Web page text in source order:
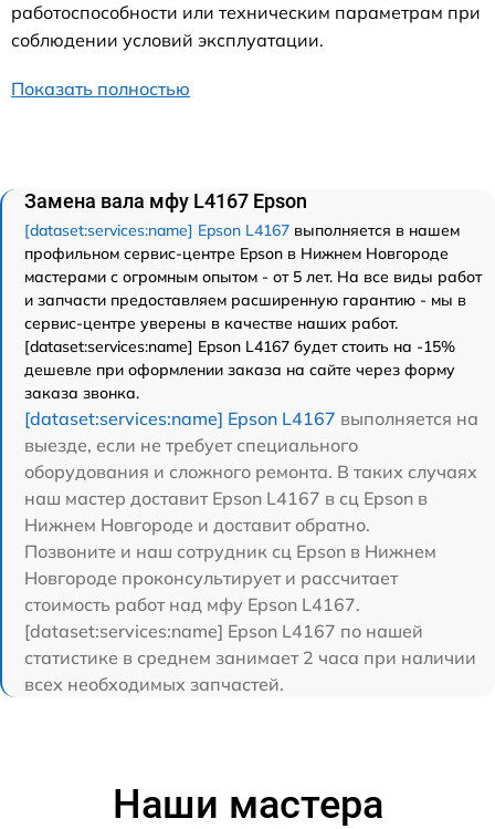
работоспособности или техническим параметрам при
соблюдении условий эксплуатации.
Показать полностью
Замена вала мфу L4167 Epson
[dataset:services:name] Epson L4167 выполняется в нашем
профильном сервис-центре Epson в Нижнем Новгороде
мастерами с огромным опытом - от 5 лет. На все виды работ
и запчасти предоставляем расширенную гарантию - мы в
сервис-центре уверены в качестве наших работ.
[dataset:services:name] Epson L4167 будет стоить на -15%
дешевле при оформлении заказа на сайте через форму
заказа звонка.
[dataset:services:name] Epson L4167 выполняется на
выезде, если не требует специального
оборудования и сложного ремонта. В таких случаях
наш мастер доставит Epson L4167 в сц Epson в
Нижнем Новгороде и доставит обратно.
Позвоните и наш сотрудник сц Epson в Нижнем
Новгороде проконсультирует и рассчитает
стоимость работ над мфу Epson L4167.
[dataset:services:name] Epson L4167 по нашей
статистике в среднем занимает 2 часа при наличии
всех необходимых запчастей.
Наши мастера